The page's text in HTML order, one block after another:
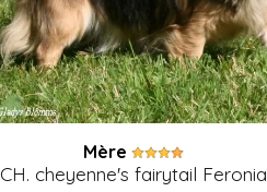
Mère
CH. cheyenne's fairytail Feronia